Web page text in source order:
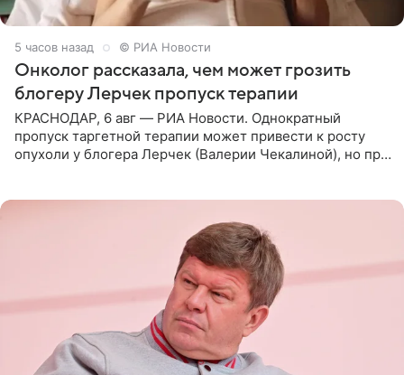
5 часов назад © РИА Новости
Онколог рассказала, чем может грозить
блогеру Лерчек пропуск терапии
КРАСНОДАР, 6 авг — РИА Новости. Однократный
пропуск таргетной терапии может привести к росту
опухоли у блогера Лерчек (Валерии Чекалиной), но при